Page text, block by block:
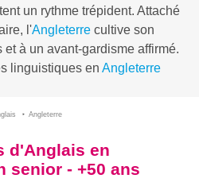
un rythme trépident. Attaché
l'Angleterre cultive son
à un avant-gardisme affirmé.
linguistiques en Angleterre
Angleterre
d'Anglais en
senior - +50 ans